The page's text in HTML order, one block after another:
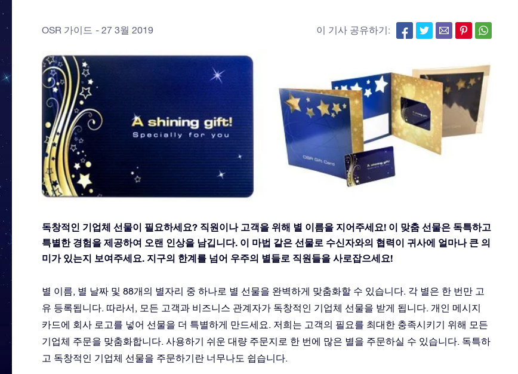
OSR 가이드 27 3월 2019 이 기사 공유하기:
독창적인 기업체 선물이 필요하세요? 직원이나 고객을 위해 별 이름을 지어주세요! 이 맞춤 선물은 독특하고
특별한 경험을 제공하여 오랜 인상을 남깁니다. 이 마법 같은 선물로 수신자와의 협력이 귀사에 얼마나 큰 의
미가 있는지 보여주세요. 지구의 한계를 넘어 우주의 별들로 직원들을 사로잡으세요!
별 이름, 별 날짜 및 88개의 별자리 중 하나로 별 선물을 완벽하게 맞춤화할 수 있습니다. 각 별은 한 번만 고
유 등록됩니다. 따라서, 모든 고객과 비즈니스 관계자가 독창적인 기업체 선물을 받게 됩니다. 개인 메시지
카드에 회사 로고를 넣어 선물을 더 특별하게 만드세요. 저희는 고객의 필요를 최대한 충족시키기 위해 모든
기업체 주문을 맞춤화합니다. 사용하기 쉬운 대량 주문지로 한 번에 많은 별을 주문하실 수 있습니다. 독특하
고 독창적인 기업체 선물을 주문하기란 너무나도 쉽습니다.